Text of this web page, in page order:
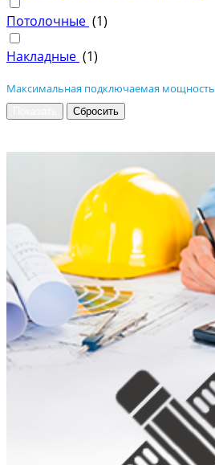
Потолочные (1)
Накладные (1)
Максимальная подключаемая мощность